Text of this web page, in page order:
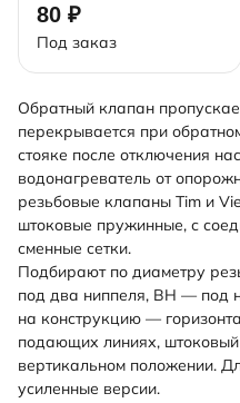
80 ₽
Под заказ
Обратный клапан
перекрывается при
стояке после отключения
водонагреватель от
резьбовые клапаны Tim и
штоковые пружинные, с
сменные сетки.
Подбирают по диаметру
под два ниппеля, ВН — под
на конструкцию —
подающих линиях,
вертикальном положении.
усиленные версии.